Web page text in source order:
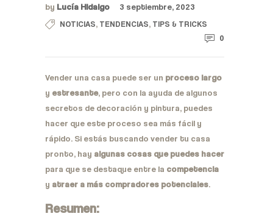
by Lucía Hidalgo 3 septiembre, 2023
NOTICIAS, TENDENCIAS, TIPS & TRICKS
0
Vender una casa puede ser un proceso largo
y estresante, pero con la ayuda de algunos
secretos de decoración y pintura, puedes
hacer que este proceso sea más fácil y
rápido. Si estás buscando vender tu casa
pronto, hay algunas cosas que puedes hacer
para que se destaque entre la competencia
y atraer a más compradores potenciales.
Resumen: